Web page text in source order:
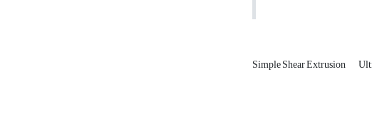
Simple Shear Extrusion